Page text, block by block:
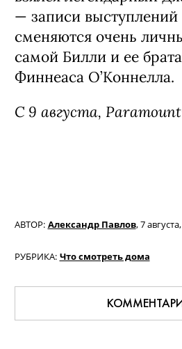
Фильм «Билли Айлиш:
жёстко и нежно.
3D» / Billie Eilish: Hit
Soft - The Tour Live in